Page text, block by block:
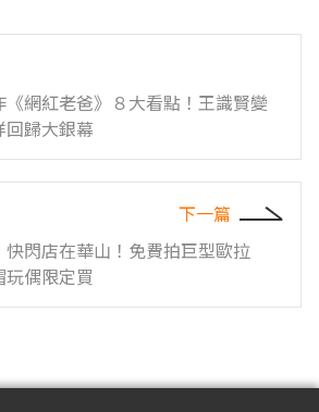
《網紅老爸》８大看點！王識賢變
歸大銀幕
下一篇
快閃店在華山！免費拍巨型歐拉
偶限定買